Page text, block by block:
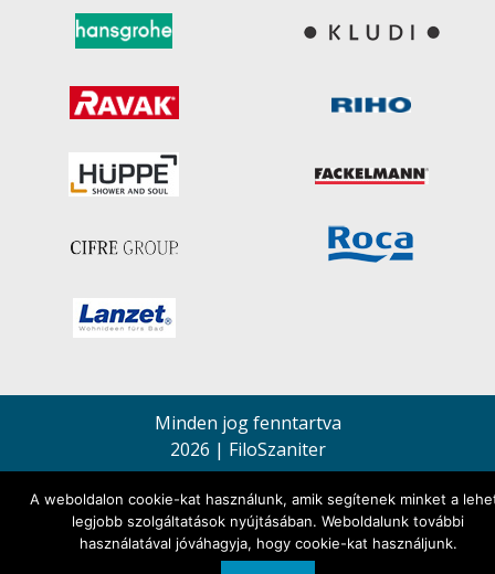
Minden jog fenntartva
2026 | FiloSzaniter
A weboldalon cookie-kat használunk, amik segítenek minket a
legjobb szolgáltatások nyújtásában. Weboldalunk további
használatával jóváhagyja, hogy cookie-kat használjunk.